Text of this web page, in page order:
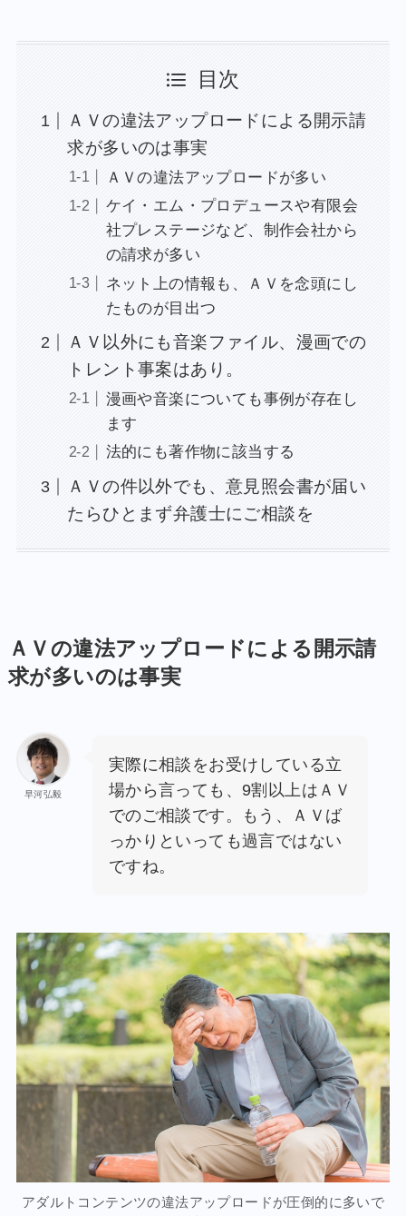
目次
ＡＶの違法アップロードによる開示請
求が多いのは事実
ＡＶの違法アップロードが多い
ケイ・エム・プロデュースや有限会
社プレステージなど、制作会社から
の請求が多い
ネット上の情報も、ＡＶを念頭にし
たものが目出つ
ＡＶ以外にも音楽ファイル、漫画での
トレント事案はあり。
漫画や音楽についても事例が存在し
ます
法的にも著作物に該当する
ＡＶの件以外でも、意見照会書が届い
たらひとまず弁護士にご相談を
ＡＶの違法アップロードによる開示請
求が多いのは事実
早河弘毅
実際に相談をお受けしている立
場から言っても、9割以上はＡＶ
でのご相談です。もう、ＡＶば
っかりといっても過言ではない
ですね。
アダルトコンテンツの違法アップロードが圧倒的に多いで